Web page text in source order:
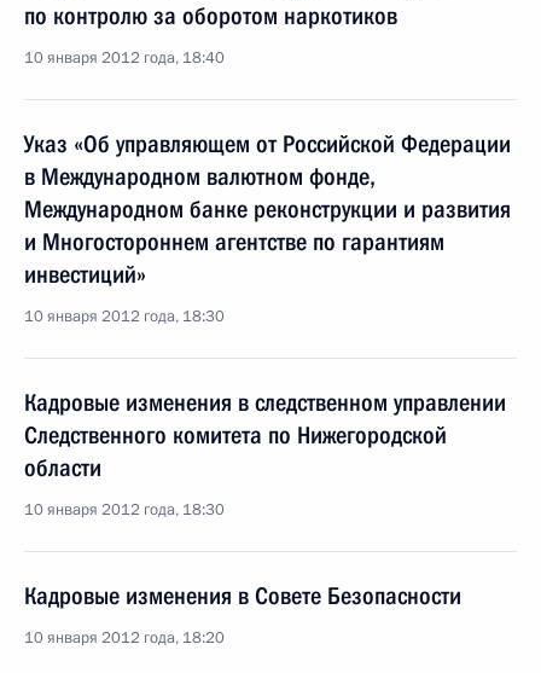
по контролю за оборотом наркотиков
10 января 2012 года, 18:40
Указ «Об управляющем от Российской Федерации
в Международном валютном фонде,
Международном банке реконструкции и развития
и Многостороннем агентстве по гарантиям
инвестиций»
10 января 2012 года, 18:30
Кадровые изменения в следственном управлении
Следственного комитета по Нижегородской
области
10 января 2012 года, 18:30
Кадровые изменения в Совете Безопасности
10 января 2012 года, 18:20